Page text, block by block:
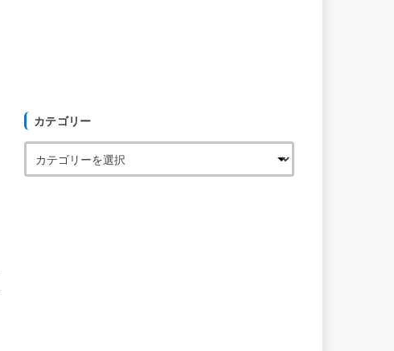
カテゴリー